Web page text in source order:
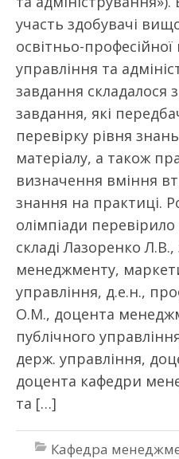
участь здобувачі
освітньо-
управління та
завдання складалося
завдання, які
перевірку рівня
матеріалу, а також
визначення вміння
знання на практиці.
олімпіади перевірило
складі Лазоренко
менеджменту,
управління, д.е.н.,
О.М., доцента
публічного
держ. управління,
доцента кафедри
та […]
Кафедра